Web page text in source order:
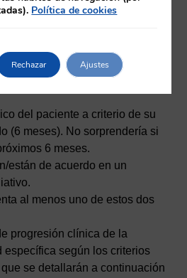
cumplir los criterios
cumplirse todos):
del paciente a criterio de su
(6 meses). No sorprendería si
6 meses.
están de acuerdo en un
al menos uno de estos dos
progresión clínica de la
específica según los criterios
se detallarán a continuación
Política de cookies
Rechazar Ajustes